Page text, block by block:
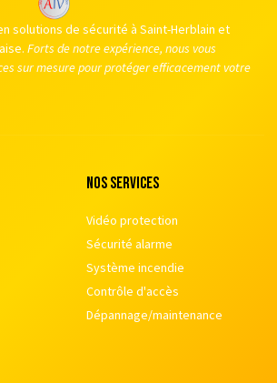
solutions de sécurité à Saint-Herblain et
Forts de notre expérience, nous vous
sur mesure pour protéger efficacement votre
nos services
Vidéo protection
Sécurité alarme
Système incendie
Contrôle d'accès
Dépannage/maintenance